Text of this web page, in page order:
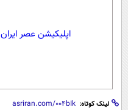
اپلیکیشن عصر ایران
لینک کوتاه: